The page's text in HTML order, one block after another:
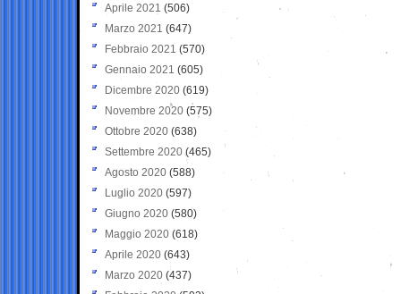
Aprile 2021 (506)
Marzo 2021 (647)
Febbraio 2021 (570)
Gennaio 2021 (605)
Dicembre 2020 (619)
Novembre 2020 (575)
Ottobre 2020 (638)
Settembre 2020(465)
Agosto 2020 (588)
Luglio 2020 (597)
Giugno 2020 (580)
Maggio 2020 (618)
Aprile 2020 (643)
Marzo 2020 (437)